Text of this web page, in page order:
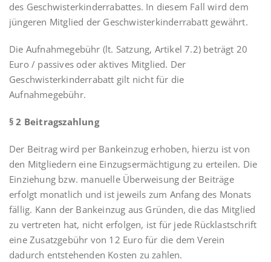
des Geschwisterkinderrabattes. In diesem Fall wird dem
jüngeren Mitglied der Geschwisterkinderrabatt gewährt.
Die Aufnahmegebühr (lt. Satzung, Artikel 7.2) beträgt 20
Euro / passives oder aktives Mitglied. Der
Geschwisterkinderrabatt gilt nicht für die
Aufnahmegebühr.
§ 2 Beitragszahlung
Der Beitrag wird per Bankeinzug erhoben, hierzu ist von
den Mitgliedern eine Einzugsermächtigung zu erteilen. Die
Einziehung bzw. manuelle Überweisung der Beiträge
erfolgt monatlich und ist jeweils zum Anfang des Monats
fällig. Kann der Bankeinzug aus Gründen, die das Mitglied
zu vertreten hat, nicht erfolgen, ist für jede Rücklastschrift
eine Zusatzgebühr von 12 Euro für die dem Verein
dadurch entstehenden Kosten zu zahlen.